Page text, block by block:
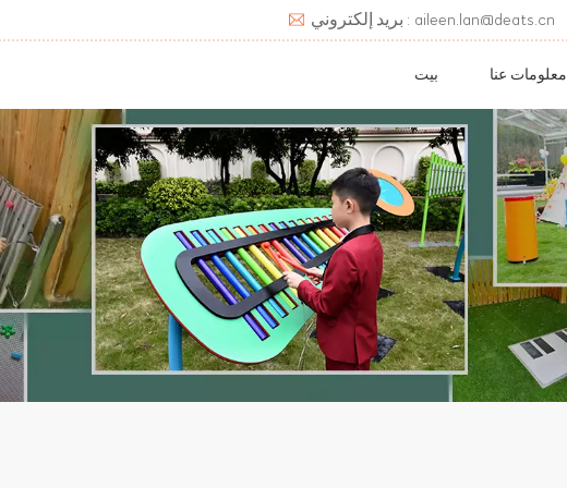
بريد إلكتروني : aileen.lan@deats.cn
بيت معلومات عنا